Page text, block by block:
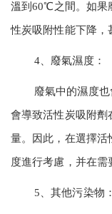
溫到60℃之間。如果
性炭吸附性能下降，
4、廢氣濕度：
廢氣中的濕度
會導致活性炭吸附劑
量。因此，在選擇活
度進行考慮，并在需
5、其他污染物：